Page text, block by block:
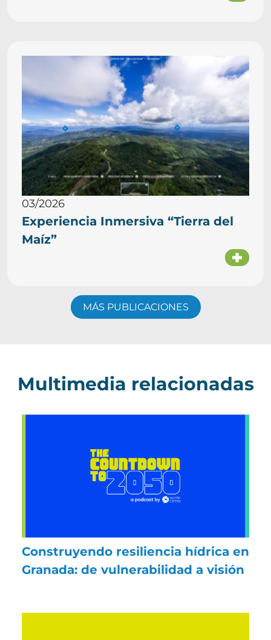
03/2026
Experiencia Inmersiva “Tierra del
Maíz”
MÁS PUBLICACIONES
Multimedia relacionadas
Construyendo resiliencia hídrica en
Granada: de vulnerabilidad a visión